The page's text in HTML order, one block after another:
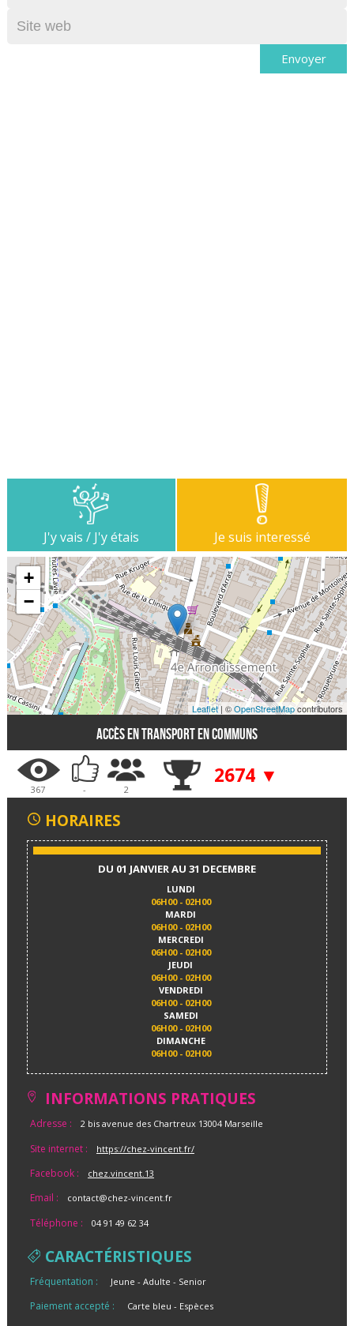
J'y vais / J'y étais Je suis interessé
+
−
Leaflet| ©OpenStreetMapcontributors
Accès en transport en communs
367 - 2
2674 ▼
HORAIRES
DU 01 JANVIER AU 31 DECEMBRE
LUNDI
06H00 - 02H00
MARDI
06H00 - 02H00
MERCREDI
06H00 - 02H00
JEUDI
06H00 - 02H00
VENDREDI
06H00 - 02H00
SAMEDI
06H00 - 02H00
DIMANCHE
06H00 - 02H00
INFORMATIONS PRATIQUES
Adresse : 2 bis avenue des Chartreux 13004 Marseille
Site internet : https://chez-vincent.fr/
Facebook : chez.vincent.13
Email : contact@chez-vincent.fr
Téléphone : 04 91 49 62 34
CARACTÉRISTIQUES
Fréquentation : Jeune Adulte Senior
Paiement accepté : Carte bleu Espèces